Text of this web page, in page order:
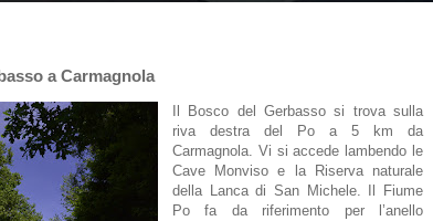
a Carmagnola
Il Bosco del Gerbasso si trova sulla
riva destra del Po a 5 km da
Carmagnola. Vi si accede lambendo le
Cave Monviso e la Riserva naturale
della Lanca di San Michele. Il Fiume
Po fa da riferimento per l’anello